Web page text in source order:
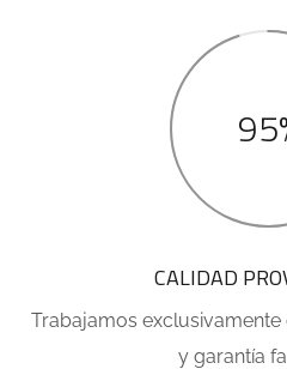
CALIDAD
Trabajamos
y garantía